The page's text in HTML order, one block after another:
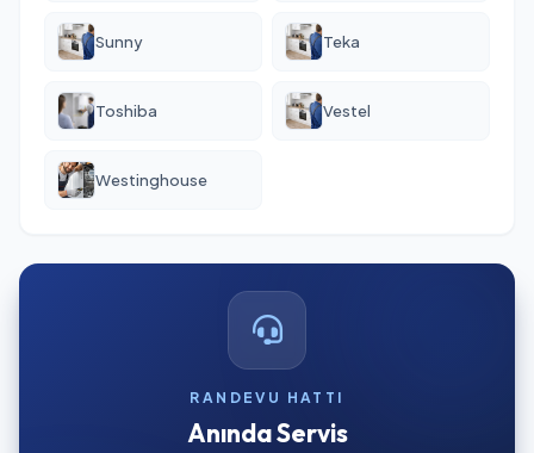
Sunny Teka
Toshiba Vestel
Westinghouse
RANDEVU HATTI
Anında Servis